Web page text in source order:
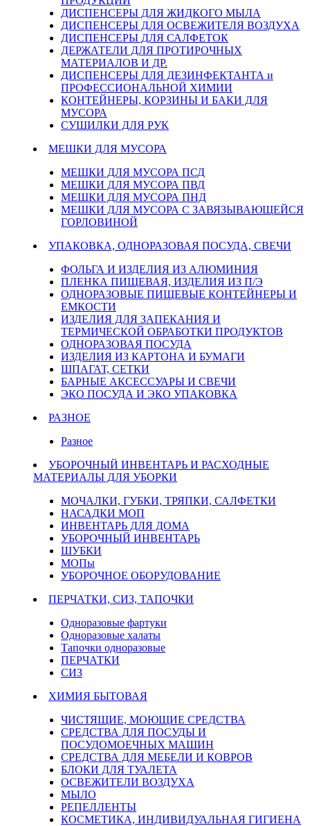
ДИСПЕНСЕРЫ ДЛЯ ЖИДКОГО МЫЛА
ДИСПЕНСЕРЫ ДЛЯ ОСВЕЖИТЕЛЯ ВОЗДУХА
ДИСПЕНСЕРЫ ДЛЯ САЛФЕТОК
ДЕРЖАТЕЛИ ДЛЯ ПРОТИРОЧНЫХ
МАТЕРИАЛОВ И ДР.
ДИСПЕНСЕРЫ ДЛЯ ДЕЗИНФЕКТАНТА и
ПРОФЕССИОНАЛЬНОЙ ХИМИИ
КОНТЕЙНЕРЫ, КОРЗИНЫ И БАКИ ДЛЯ
МУСОРА
СУШИЛКИ ДЛЯ РУК
МЕШКИ ДЛЯ МУСОРА
МЕШКИ ДЛЯ МУСОРА ПСД
МЕШКИ ДЛЯ МУСОРА ПВД
МЕШКИ ДЛЯ МУСОРА ПНД
МЕШКИ ДЛЯ МУСОРА С ЗАВЯЗЫВАЮЩЕЙСЯ
ГОРЛОВИНОЙ
УПАКОВКА, ОДНОРАЗОВАЯ ПОСУДА, СВЕЧИ
ФОЛЬГА И ИЗДЕЛИЯ ИЗ АЛЮМИНИЯ
ПЛЕНКА ПИЩЕВАЯ, ИЗДЕЛИЯ ИЗ П/Э
ОДНОРАЗОВЫЕ ПИЩЕВЫЕ КОНТЕЙНЕРЫ И
ЕМКОСТИ
ИЗДЕЛИЯ ДЛЯ ЗАПЕКАНИЯ И
ТЕРМИЧЕСКОЙ ОБРАБОТКИ ПРОДУКТОВ
ОДНОРАЗОВАЯ ПОСУДА
ИЗДЕЛИЯ ИЗ КАРТОНА И БУМАГИ
ШПАГАТ, СЕТКИ
БАРНЫЕ АКСЕССУАРЫ И СВЕЧИ
ЭКО ПОСУДА И ЭКО УПАКОВКА
РАЗНОЕ
Разное
УБОРОЧНЫЙ ИНВЕНТАРЬ И РАСХОДНЫЕ
МАТЕРИАЛЫ ДЛЯ УБОРКИ
МОЧАЛКИ, ГУБКИ, ТРЯПКИ, САЛФЕТКИ
НАСАДКИ МОП
ИНВЕНТАРЬ ДЛЯ ДОМА
УБОРОЧНЫЙ ИНВЕНТАРЬ
ШУБКИ
МОПы
УБОРОЧНОЕ ОБОРУДОВАНИЕ
ПЕРЧАТКИ, СИЗ, ТАПОЧКИ
Одноразовые фартуки
Одноразовые халаты
Тапочки одноразовые
ПЕРЧАТКИ
СИЗ
ХИМИЯ БЫТОВАЯ
ЧИСТЯЩИЕ, МОЮЩИЕ СРЕДСТВА
СРЕДСТВА ДЛЯ ПОСУДЫ И
ПОСУДОМОЕЧНЫХ МАШИН
СРЕДСТВА ДЛЯ МЕБЕЛИ И КОВРОВ
БЛОКИ ДЛЯ ТУАЛЕТА
ОСВЕЖИТЕЛИ ВОЗДУХА
МЫЛО
РЕПЕЛЛЕНТЫ
КОСМЕТИКА, ИНДИВИДУАЛЬНАЯ ГИГИЕНА